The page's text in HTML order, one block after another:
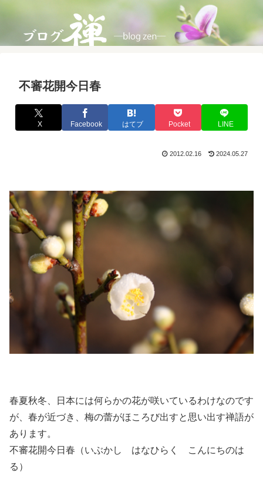
不審花開今日春
X Facebook はてブ Pocket LINE
2012.02.16 2024.05.27
春夏秋冬、日本には何らかの花が咲いているわけなのです
が、春が近づき、梅の蕾がほころび出すと思い出す禅語が
あります。
不審花開今日春（いぶかし はなひらく こんにちのは
る）